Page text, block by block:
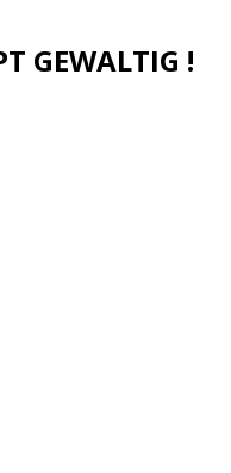
GEWALTIG !